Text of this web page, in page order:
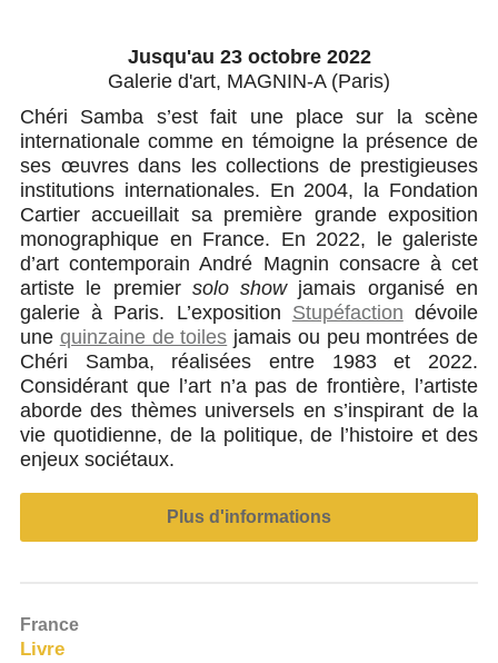
Jusqu'au 23 octobre 2022
Galerie d'art, MAGNIN-A (Paris)
Chéri Samba s’est fait une place sur la scène
internationale comme en témoigne la présence de
ses œuvres dans les collections de prestigieuses
institutions internationales. En 2004, la Fondation
Cartier accueillait sa première grande exposition
monographique en France. En 2022, le galeriste
d’art contemporain André Magnin consacre à cet
artiste le premier solo showjamais organisé en
galerie à Paris. L’exposition Stupéfaction dévoile
une quinzaine de toiles jamais ou peu montrées de
Chéri Samba, réalisées entre 1983 et 2022.
Considérant que l’art n’a pas de frontière, l’artiste
aborde des thèmes universels en s’inspirant de la
vie quotidienne, de la politique, de l’histoire et des
enjeux sociétaux.
Plus d'informations
France
Livre